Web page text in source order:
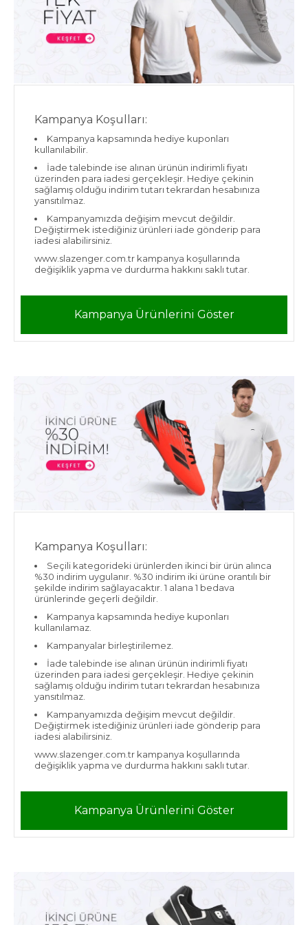
Kampanya Koşulları:
Kampanya kapsamında hediye kuponları
kullanılabilir.
İade talebinde ise alınan ürünün indirimli fiyatı
üzerinden para iadesi gerçekleşir. Hediye çekinin
sağlamış olduğu indirim tutarı tekrardan hesabınıza
yansıtılmaz.
Kampanyamızda değişim mevcut değildir.
Değiştirmek istediğiniz ürünleri iade gönderip para
iadesi alabilirsiniz.
www.slazenger.com.tr kampanya koşullarında
değişiklik yapma ve durdurma hakkını saklı tutar.
Kampanya Ürünlerini Göster
Kampanya Koşulları:
Seçili kategorideki ürünlerden ikinci bir ürün alınca
%30 indirim uygulanır. %30 indirim iki ürüne orantılı bir
şekilde indirim sağlayacaktır. 1 alana 1 bedava
ürünlerinde geçerli değildir.
Kampanya kapsamında hediye kuponları
kullanılamaz.
Kampanyalar birleştirilemez.
İade talebinde ise alınan ürünün indirimli fiyatı
üzerinden para iadesi gerçekleşir. Hediye çekinin
sağlamış olduğu indirim tutarı tekrardan hesabınıza
yansıtılmaz.
Kampanyamızda değişim mevcut değildir.
Değiştirmek istediğiniz ürünleri iade gönderip para
iadesi alabilirsiniz.
www.slazenger.com.tr kampanya koşullarında
değişiklik yapma ve durdurma hakkını saklı tutar.
Kampanya Ürünlerini Göster